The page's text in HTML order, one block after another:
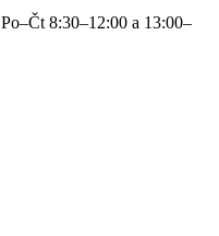
Po–Čt 8:30–12:00 a 13:00–